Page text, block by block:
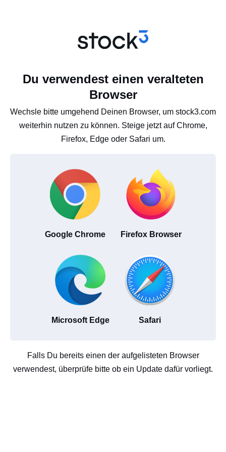
Du verwendest einen veralteten
Browser
Wechsle bitte umgehend Deinen Browser, um stock3.com
weiterhin nutzen zu können. Steige jetzt auf Chrome,
Firefox, Edge oder Safari um.
Google Chrome Firefox Browser
Microsoft Edge Safari
Falls Du bereits einen der aufgelisteten Browser
verwendest, überprüfe bitte ob ein Update dafür vorliegt.